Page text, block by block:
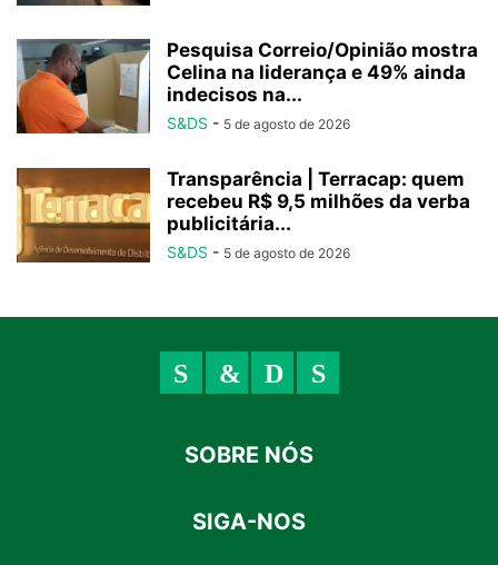
Pesquisa Correio/Opinião mostra
Celina na liderança e 49% ainda
indecisos na...
S&DS - 5 de agosto de 2026
Transparência | Terracap: quem
recebeu R$ 9,5 milhões da verba
publicitária...
S&DS - 5 de agosto de 2026
SOBRE NÓS
SIGA-NOS